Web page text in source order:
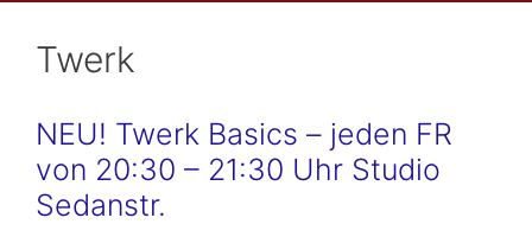
Twerk
NEU! Twerk Basics – jeden FR
von 20:30 – 21:30 Uhr Studio
Sedanstr.